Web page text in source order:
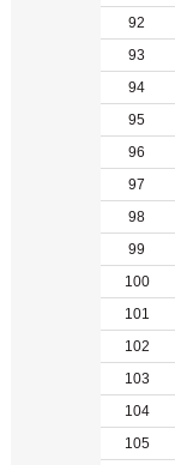
92
93
94
95
96
97
98
99
100
101
102
103
104
105